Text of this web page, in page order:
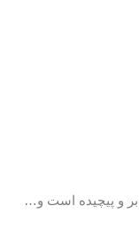
و پیچیده است و…